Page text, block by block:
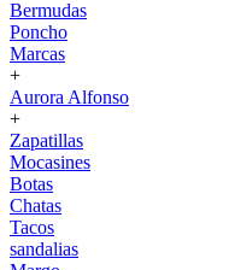
Bermudas
Poncho
Marcas
+
Aurora Alfonso
+
Zapatillas
Mocasines
Botas
Chatas
Tacos
sandalias